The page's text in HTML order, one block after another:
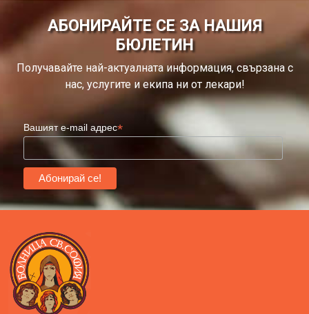
АБОНИРАЙТЕ СЕ ЗА НАШИЯ
БЮЛЕТИН
Получавайте най-актуалната информация, свързана с
нас, услугите и екипа ни от лекари!
Вашият e-mail адрес*